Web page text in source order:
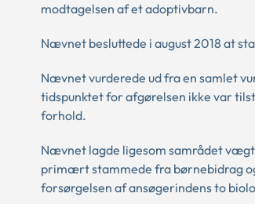
modtagelsen af et adoptivbarn.
Nævnet besluttede i august 2018 at
Nævnet vurderede ud fra en samlet
tidspunktet for afgørelsen ikke var
forhold.
Nævnet lagde ligesom samrådet vægt
primært stammede fra børnebidrag
forsørgelsen af ansøgerindens to